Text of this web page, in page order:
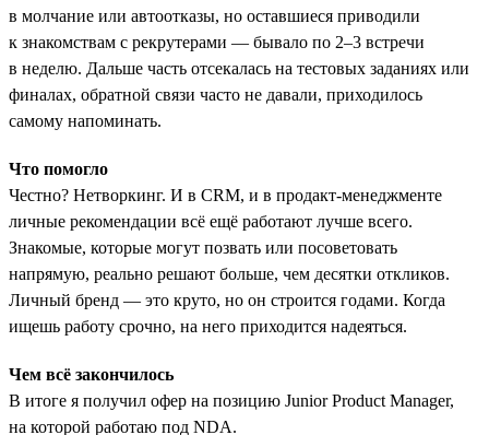
в молчание или автоотказы, но оставшиеся приводили
к знакомствам с рекрутерами — бывало по 2–3 встречи
в неделю. Дальше часть отсекалась на тестовых заданиях или
финалах, обратной связи часто не давали, приходилось
самому напоминать.
Что помогло
Честно? Нетворкинг. И в CRM, и в продакт-менеджменте
личные рекомендации всё ещё работают лучше всего.
Знакомые, которые могут позвать или посоветовать
напрямую, реально решают больше, чем десятки откликов.
Личный бренд — это круто, но он строится годами. Когда
ищешь работу срочно, на него приходится надеяться.
Чем всё закончилось
В итоге я получил офер на позицию Junior Product Manager,
на которой работаю под NDA.